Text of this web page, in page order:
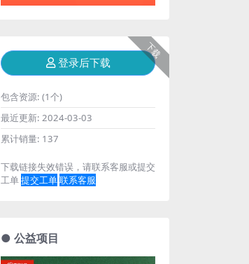
下载
登录后下载
包含资源: (1个)
最近更新: 2024-03-03
累计销量: 137
下载链接失效错误，请联系客服或提交
工单提交工单联系客服
● 公益项目